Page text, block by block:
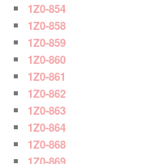
1Z0-854
1Z0-858
1Z0-859
1Z0-860
1Z0-861
1Z0-862
1Z0-863
1Z0-864
1Z0-868